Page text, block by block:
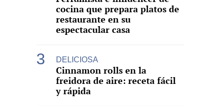
cocina que prepara platos de
restaurante en su
espectacular casa
DELICIOSA
Cinnamon rolls en la
freidora de aire: receta fácil
y rápida